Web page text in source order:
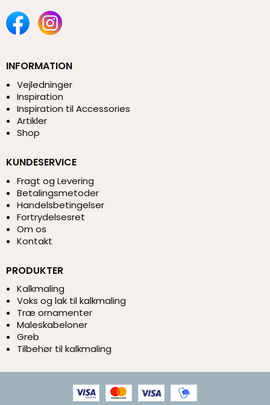
INFORMATION
Vejledninger
Inspiration
Inspiration til Accessories
Artikler
Shop
KUNDESERVICE
Fragt og Levering
Betalingsmetoder
Handelsbetingelser
Fortrydelsesret
Om os
Kontakt
PRODUKTER
Kalkmaling
Voks og lak til kalkmaling
Træ ornamenter
Maleskabeloner
Greb
Tilbehør til kalkmaling